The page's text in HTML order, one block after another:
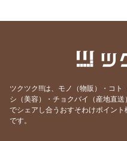
４５７【すー
2026/08/01４５６【すー
くどうこう）」
ツクツク!!!は、モノ（物販）・コト
シ（美容）・チョクバイ（産地直送
でシェアし合うおすそわけポイン
です。